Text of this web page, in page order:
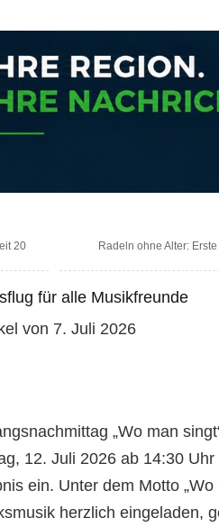
20
Radeln ohne Alter:
für alle Musikfreunde
von 7. Juli 2026
„Wo man
12. Juli 2026 ab 14:30 Uhr
ein. Unter dem Motto
herzlich eingeladen,